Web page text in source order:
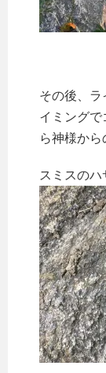
その後、ラ
イミングで
ら神様から
スミスのハ